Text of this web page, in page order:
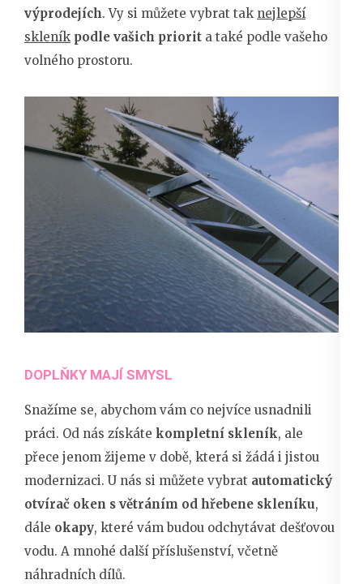
výprodejích. Vy si můžete vybrat tak nejlepší
skleník podle vašich priorit a také podle vašeho
volného prostoru.
DOPLŇKY MAJÍ SMYSL
Snažíme se, abychom vám co nejvíce usnadnili
práci. Od nás získáte kompletní skleník, ale
přece jenom žijeme v době, která si žádá i jistou
modernizaci. U nás si můžete vybrat automatický
otvírač oken s větráním od hřebene skleníku,
dále okapy, které vám budou odchytávat dešťovou
vodu. A mnohé další příslušenství, včetně
náhradních dílů.